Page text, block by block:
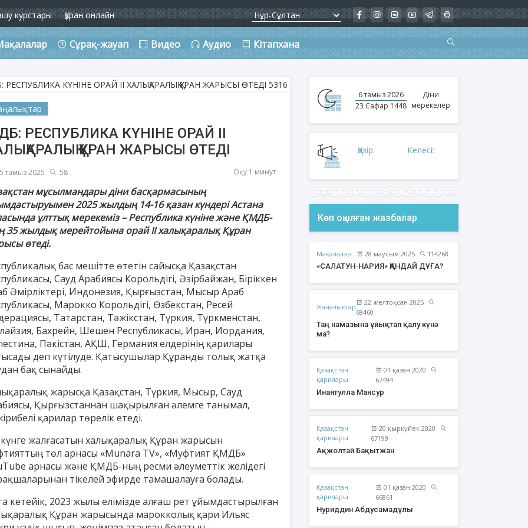
курстары Құран онлайн
Сұрақ-жауап Видео Аудио Кітапхана
Әлимұхамедұлы
Ақжолтай Бақытжан
Әбішев Қуаныш
РЕСПУБЛИКА КҮНІНЕ ОРАЙ ІІ
ҚҰРАН ЖАРЫСЫ ӨТЕДІ
тамыз 2025 58 Оқу 1 минут
мұсылмандары діни басқармасының
2025 жылдың 14-16 қазан күндері Астана
ұлттық мерекеміз – Республика күніне және ҚМДБ-
35 жылдық мерейтойына орай ІІ халықаралық Құран
өтеді.
бас мешітте өтетін сайысқа Қазақстан
Сауд Арабиясы Корольдігі, Әзірбайжан, Біріккен
Әмірліктері, Индонезия, Қырғызстан, Мысыр Араб
Марокко Корольдігі, Өзбекстан, Ресей
Татарстан, Тәжікстан, Түркия, Түркменстан,
Бахрейн, Шешен Республикасы, Иран, Иордания,
Пәкістан, АҚШ, Германия елдерінің қарилары
деп күтілуде. Қатысушылар Құранды толық жатқа
бақ сынайды.
жарысқа Қазақстан, Түркия, Мысыр, Сауд
Қырғызстаннан шақырылған әлемге танымал,
қарилар төрелік етеді.
күнге жалғасатын халықаралық Құран жарысын
төл арнасы «Munara TV», «Муфтият ҚМДБ»
арнасы және ҚМДБ-ның ресми әлеуметтік желідегі
тікелей эфирде тамашалауға болады.
кетейік, 2023 жылы елімізде алғаш рет ұйымдастырылған
Құран жарысында марокколық қари Ильяс
6 тамыз 2026
23 Сафар 1448
Діни
мерекелер
Қазір: Келесі:
Көп оқылған жазбалар
Мақалалар 28 маусым 2025
114268
«САЛАТУН-НАРИЯ» ҚАНДАЙ ДҰҒА?
Жаңалықтар
22 желтоқсан 2025
68460
Таң намазына ұйықтап қалу күнә
ма?
Қазақстан
қарилары
01 қазан 2020
67494
Инаятулла Мансур
Қазақстан
қарилары
20 қыркүйек 2020
67199
Ақжолтай Бақытжан
Қазақстан
қарилары
01 қазан 2020
66861
Нуриддин Абдусамадұлы